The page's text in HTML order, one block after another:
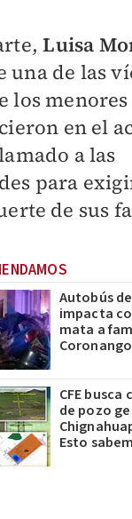
Luisa
una de las
los
en el
a las
para
de sus
Autobús
impacta
mata a
CFE
de pozo
Esto